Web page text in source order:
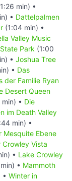
min) •
• Dattelpalmen
(1:04 min) •
Valley Music
Park (1:00
• Joshua Tree
• Das
der Familie Ryan
Desert Queen
min) • Die
im Death Valley
min) •
Mesquite Ebene
Crowley Vista
• Lake Crowley
• Mammoth
• Winter in